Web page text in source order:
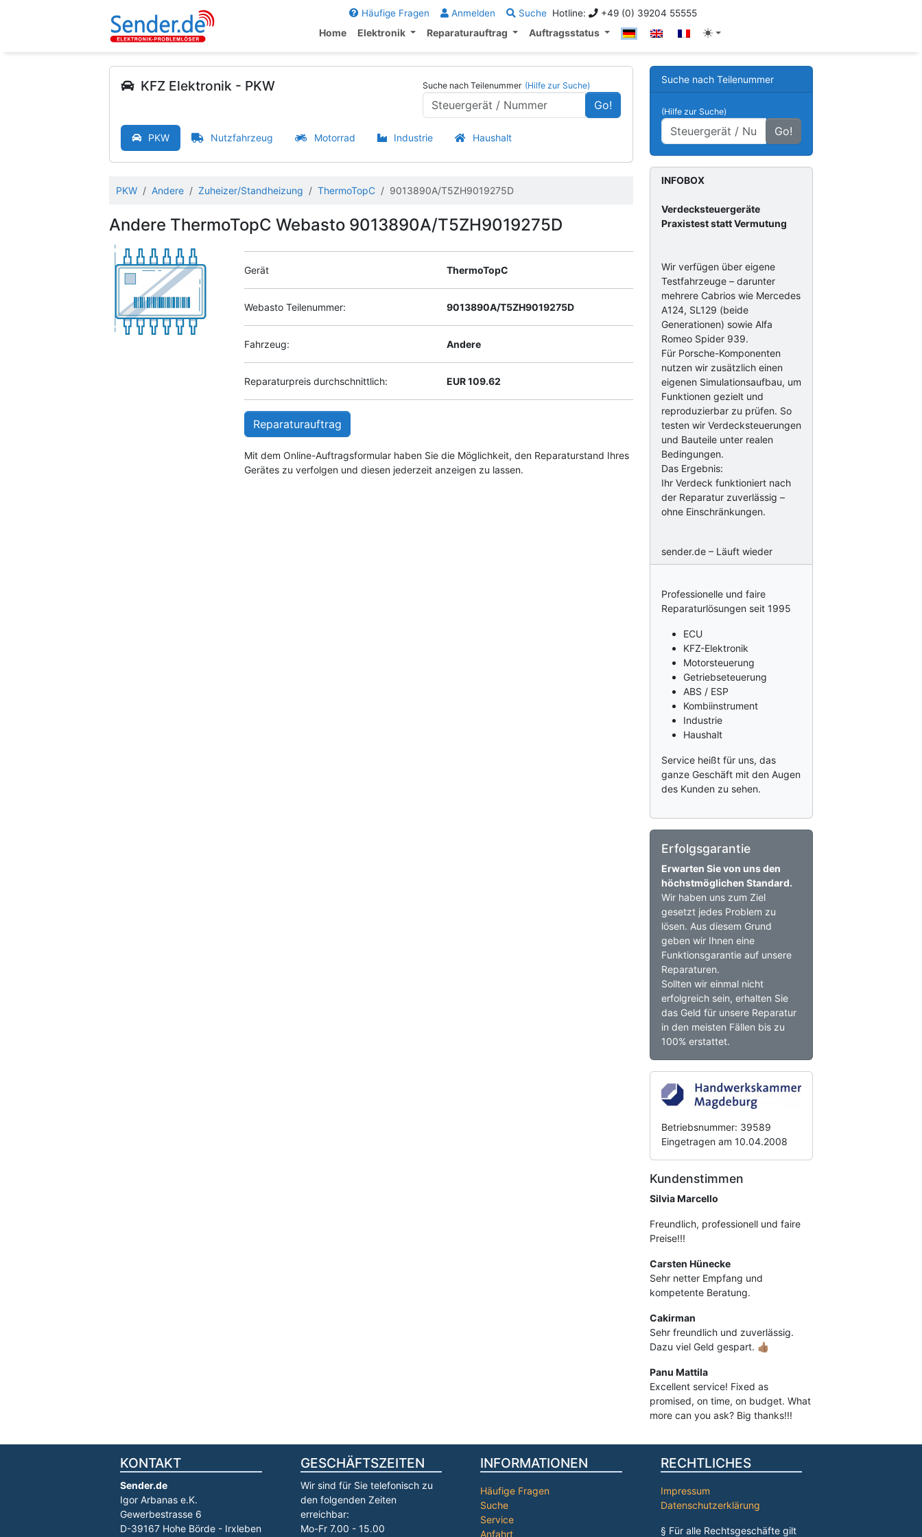
Häufige Fragen Anmelden Suche Hotline: +49 (0) 39204 55555
Home Elektronik Reparaturauftrag Auftragsstatus
KFZ Elektronik - PKW Suche nach Teilenummer (Hilfe zur Suche)
Go!
PKW Nutzfahrzeug Motorrad Industrie Haushalt
PKW Andere Zuheizer/Standheizung ThermoTopC 9013890A/T5ZH9019275D
Andere ThermoTopC Webasto 9013890A/T5ZH9019275D
Gerät ThermoTopC
Webasto Teilenummer: 9013890A/T5ZH9019275D
Fahrzeug: Andere
Reparaturpreis durchschnittlich: EUR 109.62
Reparaturauftrag
Mit dem Online-Auftragsformular haben Sie die Möglichkeit, den Reparaturstand Ihres
Gerätes zu verfolgen und diesen jederzeit anzeigen zu lassen.
Suche nach Teilenummer
(Hilfe zur Suche)
Go!
INFOBOX
Verdecksteuergeräte
Praxistest statt Vermutung
Wir verfügen über eigene
Testfahrzeuge – darunter
mehrere Cabrios wie Mercedes
A124, SL129 (beide
Generationen) sowie Alfa
Romeo Spider 939.
Für Porsche-Komponenten
nutzen wir zusätzlich einen
eigenen Simulationsaufbau, um
Funktionen gezielt und
reproduzierbar zu prüfen. So
testen wir Verdecksteuerungen
und Bauteile unter realen
Bedingungen.
Das Ergebnis:
Ihr Verdeck funktioniert nach
der Reparatur zuverlässig –
ohne Einschränkungen.
sender.de – Läuft wieder
Professionelle und faire
Reparaturlösungen seit 1995
ECU
KFZ-Elektronik
Motorsteuerung
Getriebseteuerung
ABS / ESP
Kombiinstrument
Industrie
Haushalt
Service heißt für uns, das
ganze Geschäft mit den Augen
des Kunden zu sehen.
Erfolgsgarantie
Erwarten Sie von uns den
höchstmöglichen Standard.
Wir haben uns zum Ziel
gesetzt jedes Problem zu
lösen. Aus diesem Grund
geben wir Ihnen eine
Funktionsgarantie auf unsere
Reparaturen.
Sollten wir einmal nicht
erfolgreich sein, erhalten Sie
das Geld für unsere Reparatur
in den meisten Fällen bis zu
100% erstattet.
Betriebsnummer: 39589
Eingetragen am 10.04.2008
Kundenstimmen
Silvia Marcello
Freundlich, professionell und faire
Preise!!!
Carsten Hünecke
Sehr netter Empfang und
kompetente Beratung.
Cakirman
Sehr freundlich und zuverlässig.
Dazu viel Geld gespart. 👍🏽
Panu Mattila
Excellent service! Fixed as
promised, on time, on budget. What
more can you ask? Big thanks!!!
KONTAKT
Sender.de
Igor Arbanas e.K.
Gewerbestrasse 6
D-39167 Hohe Börde - Irxleben
GESCHÄFTSZEITEN
Wir sind für Sie telefonisch zu
den folgenden Zeiten
erreichbar:
Mo-Fr 7.00 - 15.00
INFORMATIONEN
Häufige Fragen
Suche
Service
Anfahrt
RECHTLICHES
Impressum
Datenschutzerklärung
§ Für alle Rechtsgeschäfte gilt